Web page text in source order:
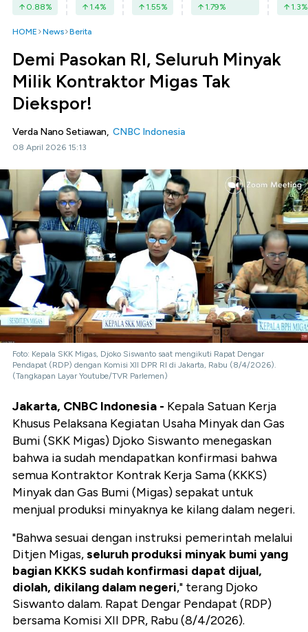
0.88% 1.4% 1.55% 1.79% 1.3%
HOME News Berita
Demi Pasokan RI, Seluruh Minyak
Milik Kontraktor Migas Tak
Diekspor!
Verda Nano Setiawan, CNBC Indonesia
08 April 2026 15:13
Foto: Kepala SKK Migas, Djoko Siswanto saat mengikuti Rapat Dengar
Pendapat (RDP) dengan Komisi XII DPR RI di Jakarta, Rabu (8/4/2026).
(Tangkapan Layar Youtube/TVR Parlemen)
Jakarta, CNBC Indonesia - Kepala Satuan Kerja
Khusus Pelaksana Kegiatan Usaha Minyak dan Gas
Bumi (SKK Migas) Djoko Siswanto menegaskan
bahwa ia sudah mendapatkan konfirmasi bahwa
semua Kontraktor Kontrak Kerja Sama (KKKS)
Minyak dan Gas Bumi (Migas) sepakat untuk
menjual produksi minyaknya ke kilang dalam negeri.
"Bahwa sesuai dengan instruksi pemerintah melalui
Ditjen Migas,seluruh produksi minyak bumi yang
bagian KKKS sudah konfirmasi dapat dijual,
diolah, dikilang dalam negeri," terang Djoko
Siswanto dalam. Rapat Dengar Pendapat (RDP)
bersama Komisi XII DPR, Rabu (8/4/2026).